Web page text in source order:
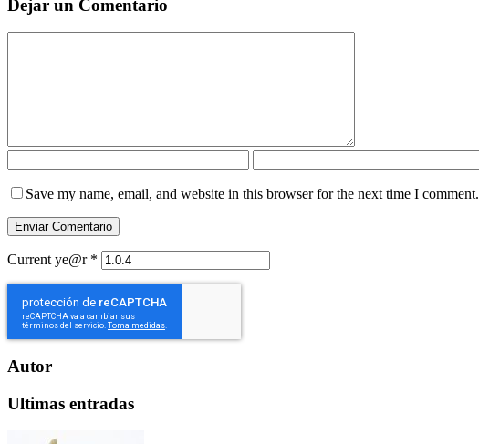
Dejar un Comentario
Save my name, email, and website in this browser for the next time I comment.
Current ye@r *
Autor
Ultimas entradas